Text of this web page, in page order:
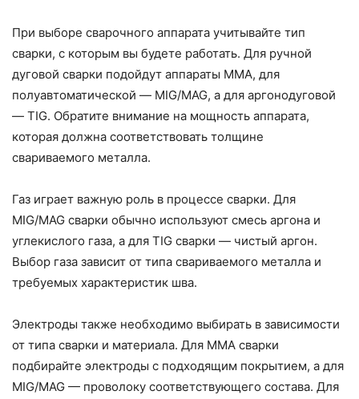
При выборе сварочного аппарата учитывайте тип
сварки, с которым вы будете работать. Для ручной
дуговой сварки подойдут аппараты ММА, для
полуавтоматической — MIG/MAG, а для аргонодуговой
— TIG. Обратите внимание на мощность аппарата,
которая должна соответствовать толщине
свариваемого металла.
Газ играет важную роль в процессе сварки. Для
MIG/MAG сварки обычно используют смесь аргона и
углекислого газа, а для TIG сварки — чистый аргон.
Выбор газа зависит от типа свариваемого металла и
требуемых характеристик шва.
Электроды также необходимо выбирать в зависимости
от типа сварки и материала. Для ММА сварки
подбирайте электроды с подходящим покрытием, а для
MIG/MAG — проволоку соответствующего состава. Для